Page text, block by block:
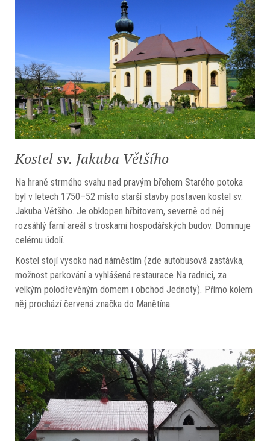
Kostel sv. Jakuba Většího
Na hraně strmého svahu nad pravým břehem Starého potoka
byl v letech 1750–52 místo starší stavby postaven kostel sv.
Jakuba Většího. Je obklopen hřbitovem, severně od něj
rozsáhlý farní areál s troskami hospodářských budov. Dominuje
celému údolí.
Kostel stojí vysoko nad náměstím (zde autobusová zastávka,
možnost parkování a vyhlášená restaurace Na radnici, za
velkým polodřevěným domem i obchod Jednoty). Přímo kolem
něj prochází červená značka do Manětína.